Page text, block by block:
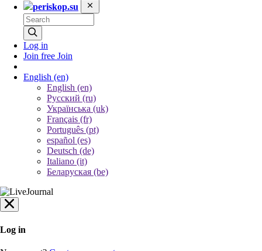
periskop.su
Log in
Join free Join
English (en)
English (en)
Русский (ru)
Українська (uk)
Français (fr)
Português (pt)
español (es)
Deutsch (de)
Italiano (it)
Беларуская (be)
Log in